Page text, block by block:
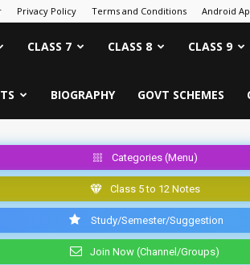
Privacy Policy Terms and Conditions Android
CLASS 7 CLASS 8 CLASS 9
BIOGRAPHY GOVT SCHEMES
Categories (Menu)
Class 5 to 12 Notes
Study/Semester/Suggestion
Join Now (Channel/Groups)